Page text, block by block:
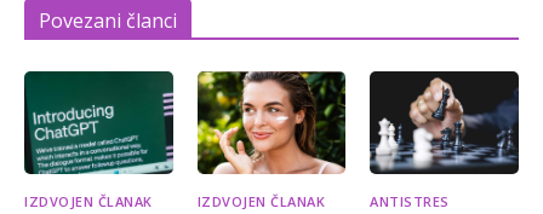
Povezani članci
IZDVOJEN ČLANAK IZDVOJEN ČLANAK ANTISTRES